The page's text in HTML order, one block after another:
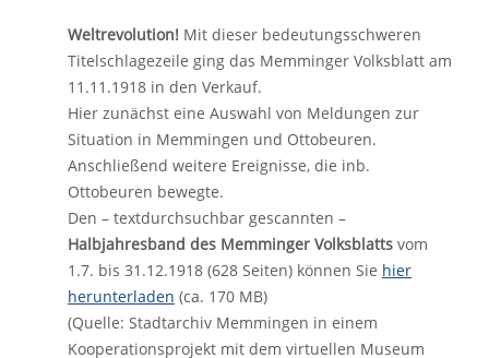
Weltrevolution! Mit dieser bedeutungsschweren
Titelschlagezeile ging das Memminger Volksblatt am
11.11.1918 in den Verkauf.
Hier zunächst eine Auswahl von Meldungen zur
Situation in Memmingen und Ottobeuren.
Anschließend weitere Ereignisse, die inb.
Ottobeuren bewegte.
Den – textdurchsuchbar gescannten –
Halbjahresband des Memminger Volksblatts vom
1.7. bis 31.12.1918 (628 Seiten) können Sie hier
herunterladen (ca. 170 MB)
(Quelle: Stadtarchiv Memmingen in einem
Kooperationsprojekt mit dem virtuellen Museum